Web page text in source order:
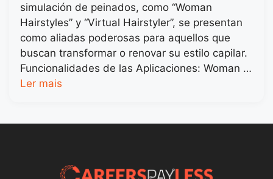
simulación de peinados, como “Woman
Hairstyles” y “Virtual Hairstyler”, se presentan
como aliadas poderosas para aquellos que
buscan transformar o renovar su estilo capilar.
Funcionalidades de las Aplicaciones: Woman …
Ler mais